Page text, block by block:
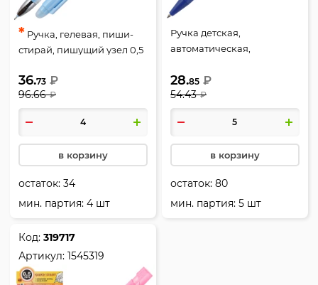
* Ручка, гелевая, пиши-
стирай, пишущий узел 0,5
вида, So Many Cats, M&G,
2032433
36.73 ₽
96.66 ₽
в корзину
остаток:34
мин. партия: 4 шт
Ручка детская,
автоматическая,
чернил синий, 4 вида, So
Many Cats, M&G, 1775484
28.85 ₽
54.43 ₽
в корзину
остаток:80
мин. партия: 5 шт
Код:319717
Артикул:1545319